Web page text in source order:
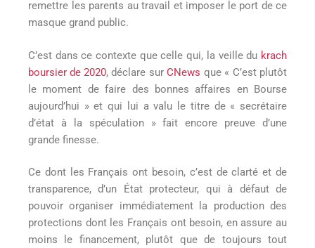
remettre les parents au travail et imposer le port de ce
masque grand public.
C’est dans ce contexte que celle qui, la veille du krach
boursier de 2020, déclare sur CNews que « C’est plutôt
le moment de faire des bonnes affaires en Bourse
aujourd’hui » et qui lui a valu le titre de « secrétaire
d’état à la spéculation » fait encore preuve d’une
grande finesse.
Ce dont les Français ont besoin, c’est de clarté et de
transparence, d’un État protecteur, qui à défaut de
pouvoir organiser immédiatement la production des
protections dont les Français ont besoin, en assure au
moins le financement, plutôt que de toujours tout